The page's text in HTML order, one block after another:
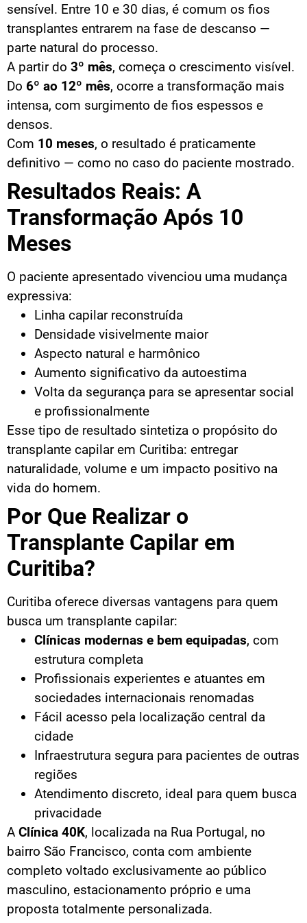
sensível. Entre 10 e 30 dias, é comum os fios
transplantes entrarem na fase de descanso —
parte natural do processo.
A partir do 3º mês, começa o crescimento visível.
Do 6º ao 12º mês, ocorre a transformação mais
intensa, com surgimento de fios espessos e
densos.
Com 10 meses, o resultado é praticamente
definitivo — como no caso do paciente mostrado.
Resultados Reais: A
Transformação Após 10
Meses
O paciente apresentado vivenciou uma mudança
expressiva:
Linha capilar reconstruída
Densidade visivelmente maior
Aspecto natural e harmônico
Aumento significativo da autoestima
Volta da segurança para se apresentar social
e profissionalmente
Esse tipo de resultado sintetiza o propósito do
transplante capilar em Curitiba: entregar
naturalidade, volume e um impacto positivo na
vida do homem.
Por Que Realizar o
Transplante Capilar em
Curitiba?
Curitiba oferece diversas vantagens para quem
busca um transplante capilar:
Clínicas modernas e bem equipadas, com
estrutura completa
Profissionais experientes e atuantes em
sociedades internacionais renomadas
Fácil acesso pela localização central da
cidade
Infraestrutura segura para pacientes de outras
regiões
Atendimento discreto, ideal para quem busca
privacidade
A Clínica 40K, localizada na Rua Portugal, no
bairro São Francisco, conta com ambiente
completo voltado exclusivamente ao público
masculino, estacionamento próprio e uma
proposta totalmente personalizada.